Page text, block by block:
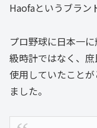
Haofaというブラン
プロ野球に日本一
級時計ではなく、
使用していたこと
ました。